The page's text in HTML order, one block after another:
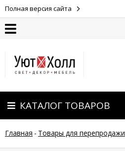
Полная версия сайта
Оплата
Доставка
Гарантия
КАТАЛОГ ТОВАРОВ
Главная - Товары для перепродажи